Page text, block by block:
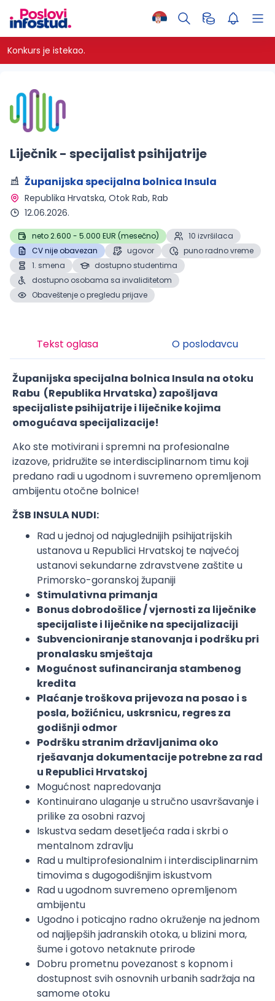
Konkurs je istekao.
Liječnik - specijalist psihijatrije
Županijska specijalna bolnica Insula
Republika Hrvatska, Otok Rab, Rab
12.06.2026.
neto 2.600 - 5.000 EUR (mesečno)
10 izvršilaca
CV nije obavezan
ugovor
puno radno vreme
1. smena
dostupno studentima
dostupno osobama sa invaliditetom
Obaveštenje o pregledu prijave
Tekst oglasa O poslodavcu
Županijska specijalna bolnica Insula na otoku
Rabu (Republika Hrvatska) zapošljava
specijaliste psihijatrije i liječnike kojima
omogućava specijalizacije!
Ako ste motivirani i spremni na profesionalne
izazove, pridružite se interdisciplinarnom timu koji
predano radi u ugodnom i suvremeno opremljenom
ambijentu otočne bolnice!
ŽSB INSULA NUDI:
Rad u jednoj od najuglednijih psihijatrijskih
ustanova u Republici Hrvatskoj te najvećoj
ustanovi sekundarne zdravstvene zaštite u
Primorsko-goranskoj županiji
Stimulativna primanja
Bonus dobrodošlice / vjernosti za liječnike
specijaliste i liječnike na specijalizaciji
Subvencioniranje stanovanja i podršku pri
pronalasku smještaja
Mogućnost sufinanciranja stambenog
kredita
Plaćanje troškova prijevoza na posao i s
posla, božićnicu, uskrsnicu, regres za
godišnji odmor
Podršku stranim državljanima oko
rješavanja dokumentacije potrebne za rad
u Republici Hrvatskoj
Mogućnost napredovanja
Kontinuirano ulaganje u stručno usavršavanje i
prilike za osobni razvoj
Iskustva sedam desetljeća rada i skrbi o
mentalnom zdravlju
Rad u multiprofesionalnim i interdisciplinarnim
timovima s dugogodišnjim iskustvom
Rad u ugodnom suvremeno opremljenom
ambijentu
Ugodno i poticajno radno okruženje na jednom
od najljepših jadranskih otoka, u blizini mora,
šume i gotovo netaknute prirode
Dobru prometnu povezanost s kopnom i
dostupnost svih osnovnih urbanih sadržaja na
samome otoku